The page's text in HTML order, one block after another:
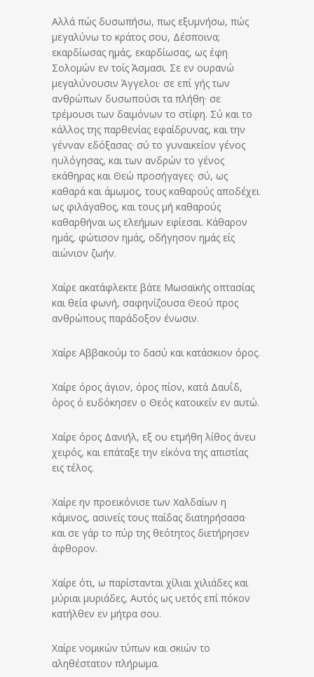
Αλλά πώς δυσωπήσω, πως εξυμνήσω, πώς
μεγαλύνω το κράτος σου, Δέσποινα;
εκαρδίωσας ημάς, εκαρδίωσας, ως έφη
Σολομών εν τοίς Άσμασι. Σε εν ουρανώ
μεγαλύνουσιν Άγγελοι· σε επί γής των
ανθρώπων δυσωπούσι τα πλήθη· σε
τρέμουσι των δαιμόνων το στίφη. Σύ και το
κάλλος της παρθενίας εφαίδρυνας, και την
γένναν εδόξασας· σύ το γυναικείον γένος
ηυλόγησας, και των ανδρών το γένος
εκάθηρας και Θεώ προσήγαγες· σύ, ως
καθαρά και άμωμος, τους καθαρούς αποδέχει
ως φιλάγαθος, και τους μή καθαρούς
καθαρθήναι ως ελεήμων εφίεσαι. Κάθαρον
ημάς, φώτισον ημάς, οδήγησον ημάς είς
αιώνιον ζωήν.
Χαίρε ακατάφλεκτε βάτε Μωσαϊκής οπτασίας
και θεία φωνή, σαφηνίζουσα Θεού προς
ανθρώπους παράδοξον ένωσιν.
Χαίρε Αββακούμ το δασύ και κατάσκιον όρος.
Χαίρε όρος άγιον, όρος πίον, κατά Δαυΐδ,
όρος ό ευδόκησεν ο Θεός κατοικείν εν αυτώ.
Χαίρε όρος Δανιήλ, εξ ου ετμήθη λίθος άνευ
χειρός, και επάταξε την είκόνα της απιστίας
εις τέλος.
Χαίρε ην προεικόνισε των Χαλδαίων η
κάμινος, ασινείς τους παίδας διατηρήσασα·
και σε γάρ το πύρ της θεότητος διετήρησεν
άφθορον.
Χαίρε ότι, ω παρίστανται χίλιαι χιλιάδες και
μύριαι μυριάδες, Αυτός ως υετός επί πόκον
κατήλθεν εν μήτρα σου.
Χαίρε νομικών τύπων και σκιών το
αληθέστατον πλήρωμα.